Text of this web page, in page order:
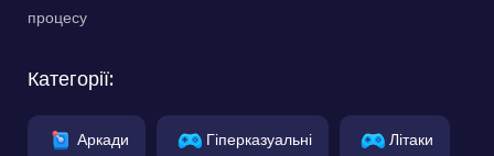
процесу
Категорії:
Аркади Гіперказуальні Літаки